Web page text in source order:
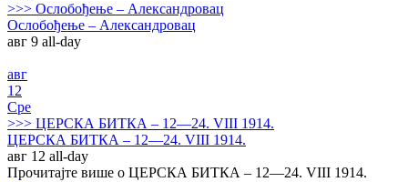
>>> Ослобођење – Александровац
Ослобођење – Александровац
авг 9 all-day
авг
12
Сре
>>> ЦЕРСКА БИТКА – 12—24. VIII 1914.
ЦЕРСКА БИТКА – 12—24. VIII 1914.
авг 12 all-day
Прочитајте више о ЦЕРСКА БИТКА – 12—24. VIII 1914.